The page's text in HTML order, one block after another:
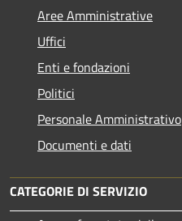
Aree Amministrative
Uffici
Enti e fondazioni
Politici
Personale Amministrativo
Documenti e dati
CATEGORIE DI SERVIZIO